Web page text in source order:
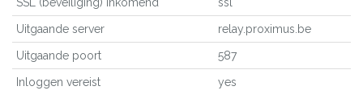
Uitgaande server relay.proximus.be
Uitgaande poort 587
Inloggen vereist yes